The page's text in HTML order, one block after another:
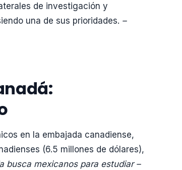
de investigación y
una de sus prioridades. –
en la embajada canadiense,
(6.5 millones de dólares),
busca mexicanos para estudiar –